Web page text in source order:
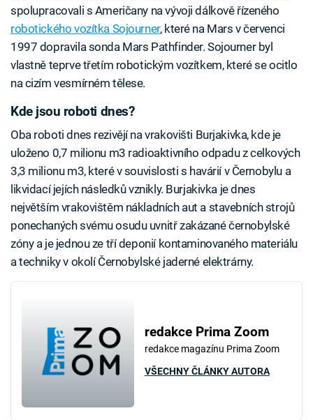
spolupracovali s Američany na vývoji dálkově řízeného
robotického vozítka Sojourner, které na Mars v červenci
1997 dopravila sonda Mars Pathfinder. Sojourner byl
vlastně teprve třetím robotickým vozítkem, které se ocitlo
na cizím vesmírném tělese.
Kde jsou roboti dnes?
Oba roboti dnes rezivějí na vrakovišti Burjakivka, kde je
uloženo 0,7 milionu m3 radioaktivního odpadu z celkových
3,3 milionu m3, které v souvislosti s havárií v Černobylu a
likvidací jejích následků vznikly. Burjakivka je dnes
největším vrakovištěm nákladních aut a stavebních strojů
ponechaných svému osudu uvnitř zakázané černobylské
zóny a je jednou ze tří deponií kontaminovaného materiálu
a techniky v okolí Černobylské jaderné elektrárny.
redakce Prima Zoom
redakce magazínu Prima Zoom
VŠECHNY ČLÁNKY AUTORA